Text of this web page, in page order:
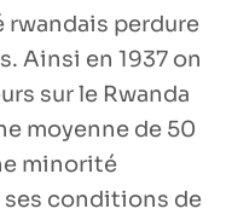
rwandais perdure
Ainsi en 1937 on
sur le Rwanda
moyenne de 50
minorité
ses conditions de